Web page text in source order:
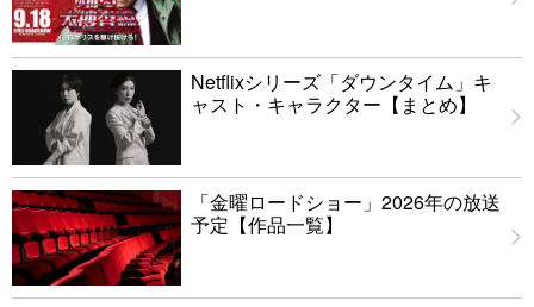
Netflixシリーズ「ダウンタイム」キ
ャスト・キャラクター【まとめ】
「金曜ロードショー」2026年の放送
予定【作品一覧】